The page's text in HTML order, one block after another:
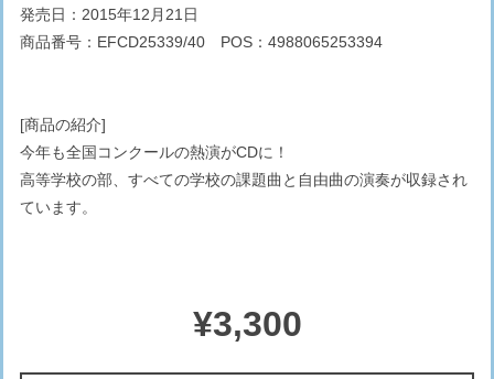
発売日：2015年12月21日
商品番号：EFCD25339/40 POS：4988065253394
[商品の紹介]
今年も全国コンクールの熱演がCDに！
高等学校の部、すべての学校の課題曲と自由曲の演奏が収録され
ています。
¥3,300